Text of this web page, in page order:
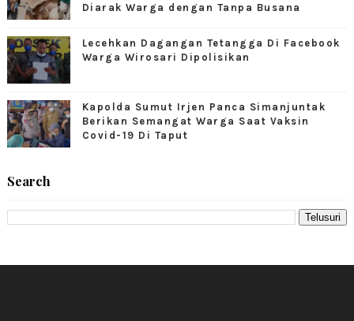
Diarak Warga dengan Tanpa Busana
Lecehkan Dagangan Tetangga Di Facebook
Warga Wirosari Dipolisikan
Kapolda Sumut Irjen Panca Simanjuntak
Berikan Semangat Warga Saat Vaksin
Covid-19 Di Taput
Search